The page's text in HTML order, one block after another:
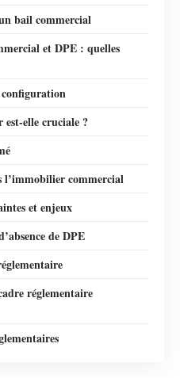
bail commercial
et DPE : quelles
configuration
elle cruciale ?
l’immobilier commercial
et enjeux
de DPE
réglementaire